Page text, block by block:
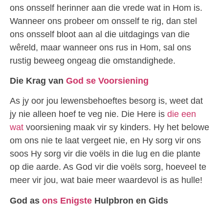
ons onsself herinner aan die vrede wat in Hom is.
Wanneer ons probeer om onsself te rig, dan stel
ons onsself bloot aan al die uitdagings van die
wêreld, maar wanneer ons rus in Hom, sal ons
rustig beweeg ongeag die omstandighede.
Die Krag van God se Voorsiening
As jy oor jou lewensbehoeftes besorg is, weet dat
jy nie alleen hoef te veg nie. Die Here is die een
wat voorsiening maak vir sy kinders. Hy het belowe
om ons nie te laat vergeet nie, en Hy sorg vir ons
soos Hy sorg vir die voëls in die lug en die plante
op die aarde. As God vir die voëls sorg, hoeveel te
meer vir jou, wat baie meer waardevol is as hulle!
God as ons Enigste Hulpbron en Gids